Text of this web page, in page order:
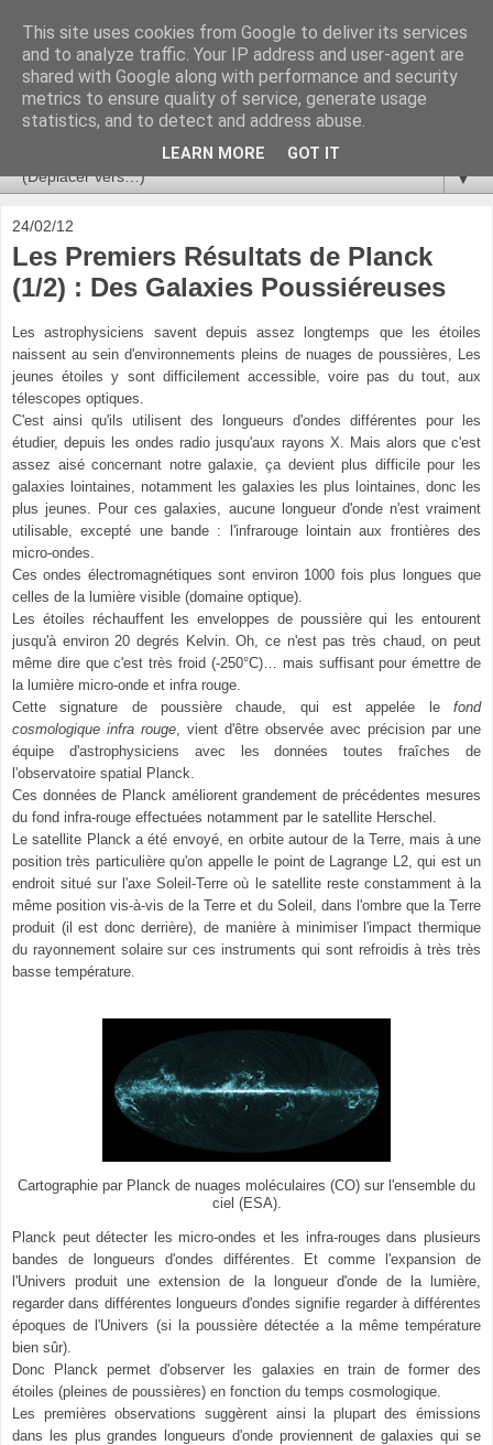
Ça se passe là haut
Astronomie, Astrophysique, Astroparticules, Cosmologie.
L'infini se contemple, indéfiniment. ISSN 2272-5768
▼
24/02/12
Les Premiers Résultats de Planck
(1/2) : Des Galaxies Poussiéreuses
Les astrophysiciens savent depuis assez longtemps que les étoiles
naissent au sein d'environnements pleins de nuages de poussières, Les
jeunes étoiles y sont difficilement accessible, voire pas du tout, aux
télescopes optiques.
C'est ainsi qu'ils utilisent des longueurs d'ondes différentes pour les
étudier, depuis les ondes radio jusqu'aux rayons X. Mais alors que c'est
assez aisé concernant notre galaxie, ça devient plus difficile pour les
galaxies lointaines, notamment les galaxies les plus lointaines, donc les
plus jeunes. Pour ces galaxies, aucune longueur d'onde n'est vraiment
utilisable, excepté une bande : l'infrarouge lointain aux frontières des
micro-ondes.
Ces ondes électromagnétiques sont environ 1000 fois plus longues que
celles de la lumière visible (domaine optique).
Les étoiles réchauffent les enveloppes de poussière qui les entourent
jusqu'à environ 20 degrés Kelvin. Oh, ce n'est pas très chaud, on peut
même dire que c'est très froid (-250°C)… mais suffisant pour émettre de
la lumière micro-onde et infra rouge.
Cette signature de poussière chaude, qui est appelée le fond
cosmologique infra rouge , vient d'être observée avec précision par une
équipe d'astrophysiciens avec les données toutes fraîches de
l'observatoire spatial Planck.
Ces données de Planck améliorent grandement de précédentes mesures
du fond infra-rouge effectuées notamment par le satellite Herschel.
Le satellite Planck a été envoyé, en orbite autour de la Terre, mais à une
position très particulière qu'on appelle le point de Lagrange L2, qui est un
endroit situé sur l'axe Soleil-Terre où le satellite reste constamment à la
même position vis-à-vis de la Terre et du Soleil, dans l'ombre que la Terre
produit (il est donc derrière), de manière à minimiser l'impact thermique
du rayonnement solaire sur ces instruments qui sont refroidis à très très
basse température.
Cartographie par Planck de nuages moléculaires (CO) sur l'ensemble du
ciel (ESA).
Planck peut détecter les micro-ondes et les infra-rouges dans plusieurs
bandes de longueurs d'ondes différentes. Et comme l'expansion de
l'Univers produit une extension de la longueur d'onde de la lumière,
regarder dans différentes longueurs d'ondes signifie regarder à différentes
époques de l'Univers (si la poussière détectée a la même température
bien sûr).
Donc Planck permet d'observer les galaxies en train de former des
étoiles (pleines de poussières) en fonction du temps cosmologique.
Les premières observations suggèrent ainsi la plupart des émissions
dans les plus grandes longueurs d'onde proviennent de galaxies qui se
This site uses cookies from Google to deliver its services
and to analyze traffic. Your IP address and user-agent are
shared with Google along with performance and security
metrics to ensure quality of service, generate usage
statistics, and to detect and address abuse.
LEARN MORE GOT IT